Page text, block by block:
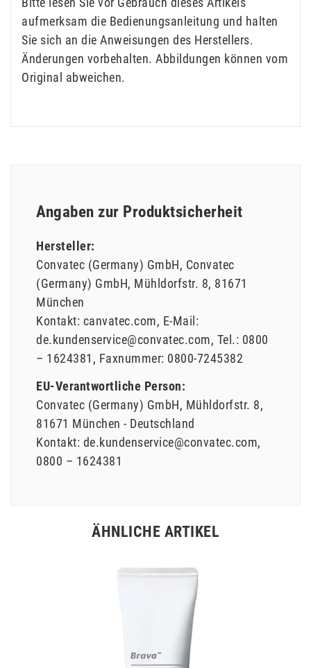
aufmerksam die Bedienungsanleitung und halten
Sie sich an die Anweisungen des Herstellers.
Änderungen vorbehalten. Abbildungen können vom
Original abweichen.
Angaben zur Produktsicherheit
Hersteller:
Convatec (Germany) GmbH Convatec
(Germany) GmbH Mühldorfstr. 8 81671
München
Kontakt: canvatec.com E-Mail:
de.kundenservice@convatec.com Tel.: 0800
– 1624381
Faxnummer: 0800-7245382
EU-Verantwortliche Person:
Convatec (Germany) GmbH Mühldorfstr. 8
81671 München
Deutschland
Kontakt: de.kundenservice@convatec.com
0800 – 1624381
ÄHNLICHE ARTIKEL